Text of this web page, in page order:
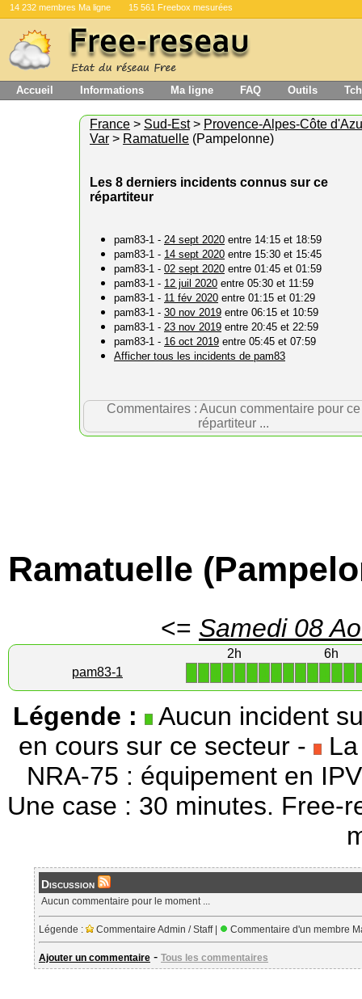
14 232 membres Ma ligne 15 561 Freebox mesurées
Accueil Informations Ma ligne FAQ Outils
France > Sud-Est> Provence-Alpes-Côte
Var > Ramatuelle (Pampelonne)
Les 8 derniers incidents connus sur ce
répartiteur
pam83-1 - 24 sept 2020 entre 14:15 et 18:59
pam83-1 - 14 sept 2020 entre 15:30 et 15:45
pam83-1 - 02 sept 2020 entre 01:45 et 01:59
pam83-1 - 12 juil 2020 entre 05:30 et 11:59
pam83-1 - 11 fév 2020 entre 01:15 et 01:29
pam83-1 - 30 nov 2019 entre 06:15 et 10:59
pam83-1 - 23 nov 2019 entre 20:45 et 22:59
pam83-1 - 16 oct 2019 entre 05:45 et 07:59
Afficher tous les incidents de pam83
Commentaires : Aucun commentaire pour ce
répartiteur ...
Ramatuelle
<= Samedi 08
2h
6h
pam83-1
Légende :
Aucun incident
en cours sur ce secteur - La
NRA-75 : équipement en
Une case : 30 minutes. Free-
Discussion
Aucun commentaire pour le moment ...
Légende : Commentaire Admin / Staff | Commentaire d'un membre
Ajouter un commentaire - Tous les commentaires